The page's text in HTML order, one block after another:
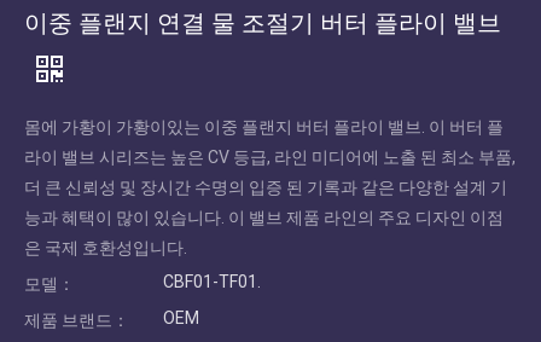
이중 플랜지 연결 물 조절기 버터 플라이 밸브
몸에 가황이 가황이있는 이중 플랜지 버터 플라이 밸브. 이 버터 플
라이 밸브 시리즈는 높은 CV 등급, 라인 미디어에 노출 된 최소 부품,
더 큰 신뢰성 및 장시간 수명의 입증 된 기록과 같은 다양한 설계 기
능과 혜택이 많이 있습니다. 이 밸브 제품 라인의 주요 디자인 이점
은 국제 호환성입니다.
모델：
CBF01-TF01.
제품 브랜드：
OEM